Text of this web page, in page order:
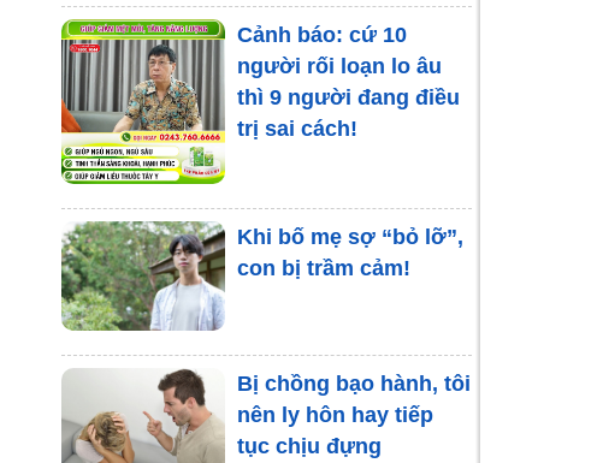
mẹ
Cách xử lý mâu thuẫn
vợ chồng, giảm nguy
Cảnh báo: cứ 10
người rối loạn lo âu
thì 9 người đang điều
trị sai cách!
Khi bố mẹ sợ “bỏ lỡ”,
con bị trầm cảm!
Bị chồng bạo hành, tôi
nên ly hôn hay tiếp
tục chịu đựng